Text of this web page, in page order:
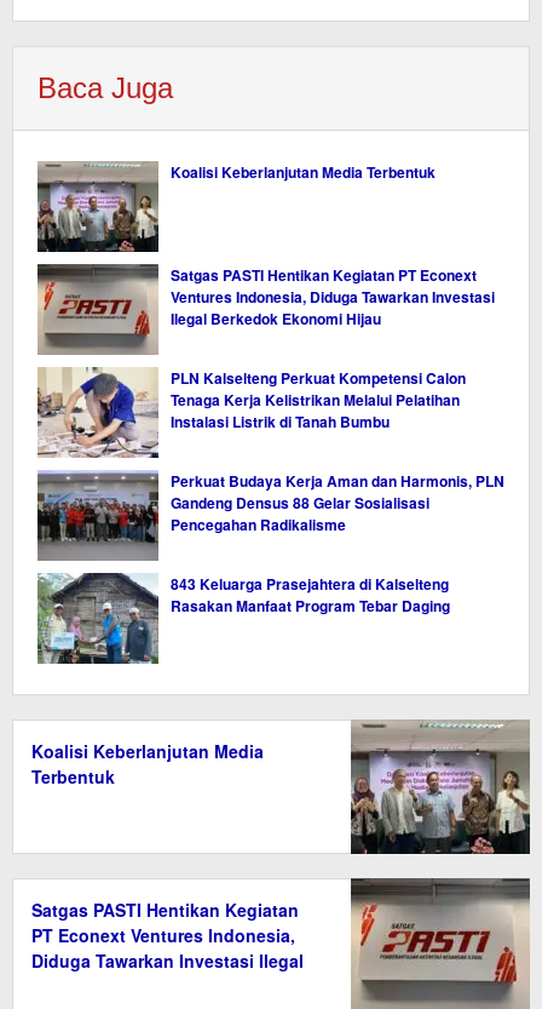
Baca Juga
Koalisi Keberlanjutan Media Terbentuk
Satgas PASTI Hentikan Kegiatan PT Econext
Ventures Indonesia, Diduga Tawarkan Investasi
Ilegal Berkedok Ekonomi Hijau
PLN Kalselteng Perkuat Kompetensi Calon
Tenaga Kerja Kelistrikan Melalui Pelatihan
Instalasi Listrik di Tanah Bumbu
Perkuat Budaya Kerja Aman dan Harmonis, PLN
Gandeng Densus 88 Gelar Sosialisasi
Pencegahan Radikalisme
843 Keluarga Prasejahtera di Kalselteng
Rasakan Manfaat Program Tebar Daging
Koalisi Keberlanjutan Media
Terbentuk
Satgas PASTI Hentikan Kegiatan
PT Econext Ventures Indonesia,
Diduga Tawarkan Investasi Ilegal